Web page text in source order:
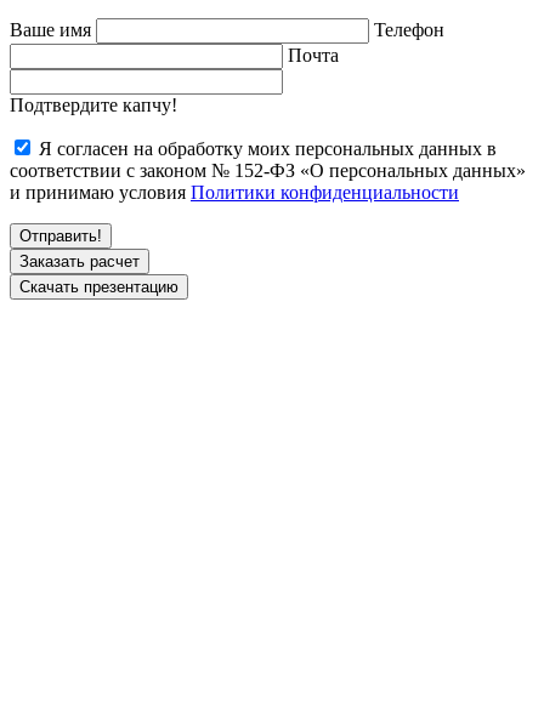
Ваше имя
Телефон
Почта
Подтвердите капчу!
Я согласен на обработку моих персональных данных в
соответствии с законом № 152-ФЗ «О персональных данных»
и принимаю условия Политики конфиденциальности
Заказать расчет
Скачать презентацию